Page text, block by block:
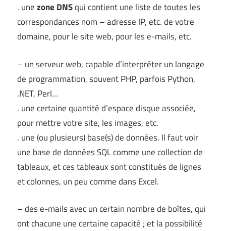
. unezone DNSqui contient une liste de toutes les
correspondances nom – adresse IP, etc. de votre
domaine, pour le site web, pour les e-mails, etc.
– un serveur web, capable d’interpréter un langage
de programmation, souvent PHP, parfois Python,
.NET, Perl…
. une certaine quantité d’espace disque associée,
pour mettre votre site, les images, etc.
. une (ou plusieurs) base(s) de données. Il faut voir
une base de données SQL comme une collection de
tableaux, et ces tableaux sont constitués de lignes
et colonnes, un peu comme dans Excel.
– des e-mails avec un certain nombre de boîtes, qui
ont chacune une certaine capacité ; et la possibilité